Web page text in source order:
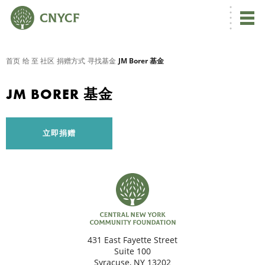
首页 给 至 社区 捐赠方式 寻找基金 JM Borer 基金
JM BORER 基金
立即捐赠
431 East Fayette Street
Suite 100
Syracuse, NY 13202